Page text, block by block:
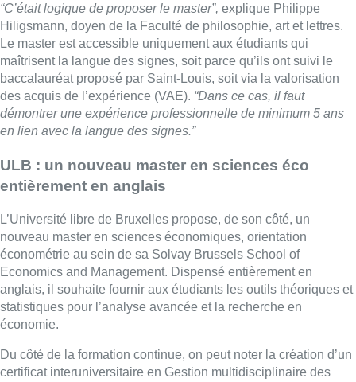
“C’était logique de proposer le master”, explique Philippe
Hiligsmann, doyen de la Faculté de philosophie, art et lettres.
Le master est accessible uniquement aux étudiants qui
maîtrisent la langue des signes, soit parce qu’ils ont suivi le
baccalauréat proposé par Saint-Louis, soit via la valorisation
des acquis de l’expérience (VAE). “Dans ce cas, il faut
démontrer une expérience professionnelle de minimum 5 ans
en lien avec la langue des signes.”
ULB : un nouveau master en sciences éco
entièrement en anglais
L’Université libre de Bruxelles propose, de son côté, un
nouveau master en sciences économiques, orientation
économétrie au sein de sa Solvay Brussels School of
Economics and Management. Dispensé entièrement en
anglais, il souhaite fournir aux étudiants les outils théoriques et
statistiques pour l’analyse avancée et la recherche en
économie.
Du côté de la formation continue, on peut noter la création d’un
certificat interuniversitaire en Gestion multidisciplinaire des